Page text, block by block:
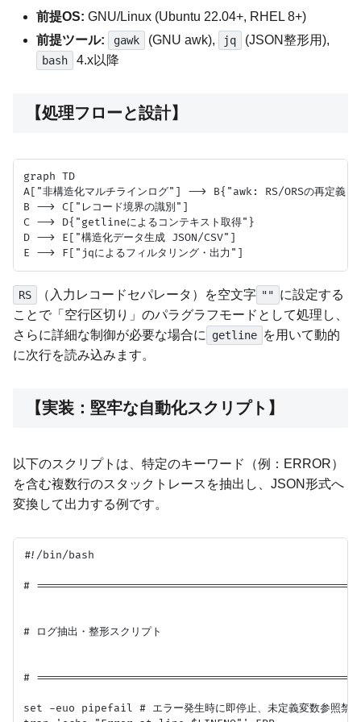
前提OS: GNU/Linux (Ubuntu 22.04+, RHEL 8+)
前提ツール:
gawk (GNU awk), jq (JSON整形用),
bash 4.x以降
【処理フローと設計】
graph TD
A["非構造化マルチラインログ"] --> B{"awk: RS/ORSの再定義"}
B --> C["レコード境界の識別"]
C --> D{"getlineによるコンテキスト取得"}
D --> E["構造化データ生成 JSON/CSV"]
RS （入力レコードセパレータ）を空文字 "" に設定する
ことで「空行区切り」のパラグラフモードとして処理し、
さらに詳細な制御が必要な場合に
getline を用いて動的
に次行を読み込みます。
【実装：堅牢な自動化スクリプト】
以下のスクリプトは、特定のキーワード（例：ERROR）
を含む複数行のスタックトレースを抽出し、JSON形式へ
変換して出力する例です。
#!/bin/bash
#
# ログ抽出・整形スクリプト
#
set -euo pipefail # エラー発生時に即停止、未定義変数参照禁止